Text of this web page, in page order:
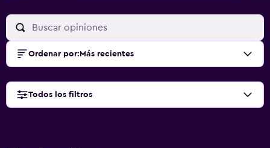
Ordenar por: Más recientes
Todos los filtros